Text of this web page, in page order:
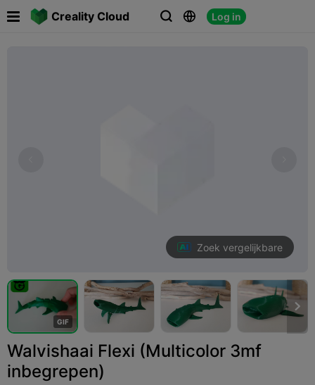
Creality Cloud   Log in
Zoek vergelijkbare
GIF

Walvishaai Flexi (Multicolor 3mf
inbegrepen)